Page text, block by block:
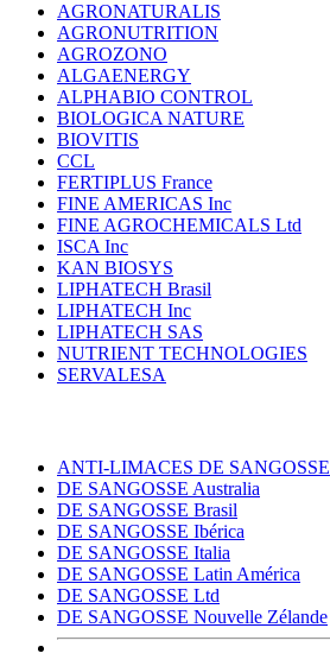
AGRONATURALIS
AGRONUTRITION
AGROZONO
ALGAENERGY
ALPHABIO CONTROL
BIOLOGICA NATURE
BIOVITIS
CCL
FERTIPLUS France
FINE AMERICAS Inc
FINE AGROCHEMICALS Ltd
ISCA Inc
KAN BIOSYS
LIPHATECH Brasil
LIPHATECH Inc
LIPHATECH SAS
NUTRIENT TECHNOLOGIES
SERVALESA
ANTI-LIMACES DE SANGOSSE
DE SANGOSSE Australia
DE SANGOSSE Brasil
DE SANGOSSE Ibérica
DE SANGOSSE Italia
DE SANGOSSE Latin América
DE SANGOSSE Ltd
DE SANGOSSE Nouvelle Zélande